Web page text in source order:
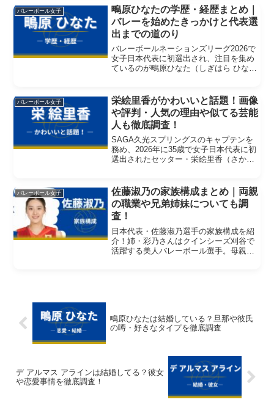
バレーボール女子
鴫原ひなたの学歴・経歴まとめ｜
バレーを始めたきっかけと代表選
出までの道のり
バレーボールネーションズリーグ2026で
女子日本代表に初選出され、注目を集め
ているのが鴫原ひなた（しぎはら ひな
で、所属するクインシーズ刈谷では3シー
ズン連続でキャプテ...
バレーボール女子
栄絵里香がかわいいと話題！画像
や評判・人気の理由や似てる芸能
人も徹底調査！
SAGA久光スプリングスのキャプテンを
務め、2026年に35歳で女子日本代表に初
選出されたセッター・栄絵里香（さかえ
SNSでも話題を集めています。この記事
では、栄選手の...
バレーボール女子
佐藤淑乃の家族構成まとめ｜両親
の職業や兄弟姉妹についても調
査！
日本代表・佐藤淑乃選手の家族構成を紹
介！姉・彩乃さんはクインシーズ刈谷で
活躍する美人バレーボール選手。母親は
鴫原ひなたは結婚している？旦那や彼氏
の噂・好きなタイプを徹底調査
デ アルマス アラインは結婚してる？彼女
や恋愛事情を徹底調査！